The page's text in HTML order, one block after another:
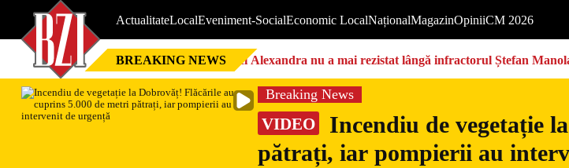
ActualitateLocalEveniment-SocialEconomic LocalNaționalMagazinOpiniiCM 2026
BREAKING NEWS Nici Alexandra nu a mai rezistat lângă infractorul Ștefan
Breaking News
VIDEO
Incendiu de vegetație
pătrați, iar pompierii au